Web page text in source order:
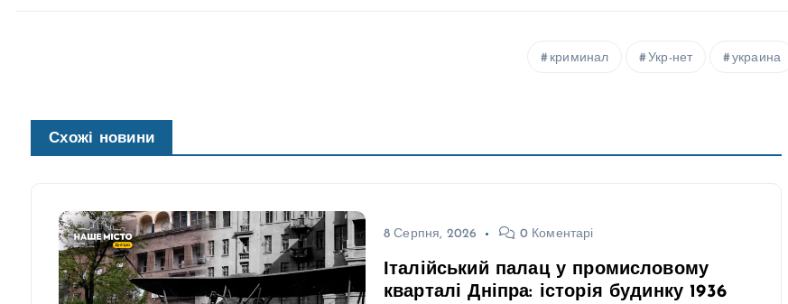
криминал Укр-нет украина
Схожі новини
8 Серпня, 2026 0 Коментарі
Італійський палац у промисловому
кварталі Дніпра: історія будинку 1936